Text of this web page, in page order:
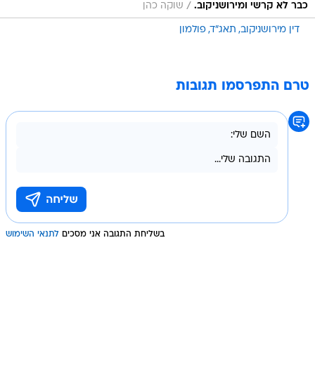
כבר לא קרשי ומירושניקוב. / שוקה כהן
דין מירושניקוב תאג"ד פולמון
טרם התפרסמו תגובות
בשליחת התגובה אני מסכים לתנאי השימוש